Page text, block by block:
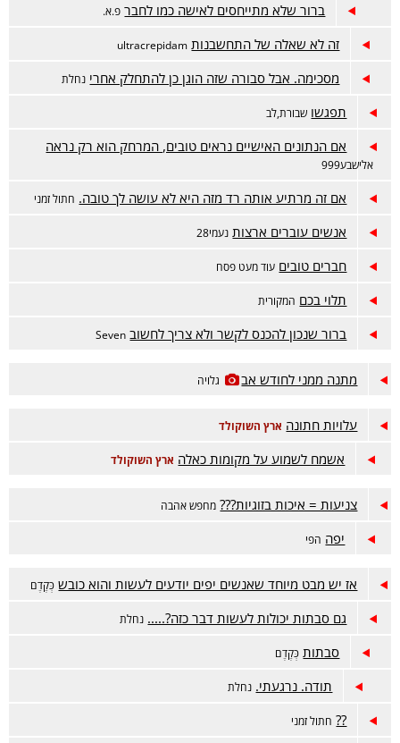
ברור שלא מתייחסים לאישה כמו לחבר פ.א.
זה לא שאלה של התחשבנות ultracrepidam
מסכימה. אבל סבורה שזה הוגן כן להתחלק אחרי נחלת
תפגשו שבורת,לב
אם הנתונים האישיים נראים טובים, המרחק הוא רק נראה
אלישבע999
אם זה מרתיע אותה רד מזה היא לא עושה לך טובה. חתול זמני
אנשים עוברים ארצות נעמי28
חברים טובים עוד מעט פסח
תלוי בכם המקורית
ברור שנכון להכנס לקשר ולא צריך לחשוב Seven
מתנה ממני לחודש אב גלויה
עלויות חתונה ארץ השוקולד
אשמח לשמוע על מקומות כאלה ארץ השוקולד
צניעות = איכות בזוגיות??? מחפש אהבה
יפה הפי
אז יש מבט מיוחד שאנשים יפים יודעים לעשות והוא כובש כְּקֶדֶם
גם סבתות יכולות לעשות דבר כזה?..... נחלת
סבתות כְּקֶדֶם
תודה. נרגעתי. נחלת
?? חתול זמני